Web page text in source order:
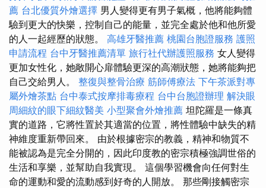
薦 台北優質外燴選擇 男人變得更有男子氣概，他將能夠體
驗到更大的快樂，控制自己的能量，並完全處於他和他所愛
的人一起經歷的狀態。 高雄牙醫推薦 桃園台胞證服務 護照
申請流程 台中牙醫推薦清單 旅行社代辦護照服務 女人變得
更加女性化，她敞開心扉體驗更深的高潮狀態，她將能夠把
自己交給男人。 整復與整骨治療 筋師傅療法 下午茶派對專
屬外燴茶點 台中泰式按摩排毒療程 台中台胞證辦理 解決眼
周細紋的眼下細紋醫美 小型聚會外燴推薦 坦陀羅是一條真
實的道路，它將性置於其適當的位置，將性體驗中缺失的精
神維度重新帶回來。 由於根據密宗的教義，精神和物質不
能被認為是完全分開的，因此印度教的密宗積極強調世俗的
生活和享樂，並幫助自我實現。 這個學習機會向任何對生
命的運動和愛的流動感到好奇的人開放。 那些剛接觸密宗